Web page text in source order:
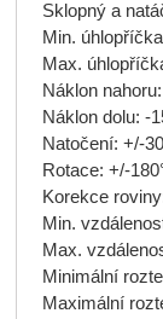
Sklopný a
Min.
Max.
Náklon
Náklon dolu: -
Natočení: +/-
Rotace: +/-
Korekce
Min.
Max.
Minimální
Maximální